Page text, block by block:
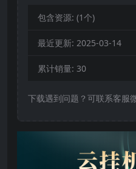
包含资源: (1个)
最近更新: 2025-03-14
累计销量: 30
下载遇到问题？可联系客服